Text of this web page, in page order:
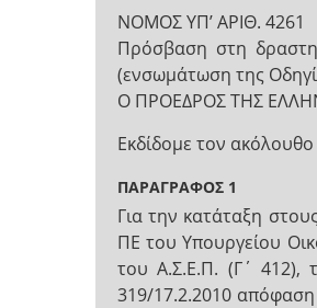
NOMOΣ ΥΠ’ ΑΡΙΘ. 4261
Πρόσβαση στη
(ενσωμάτωση της
Ο ΠΡΟΕΔΡΟΣ ΤΗΣ
Εκδίδομε τον
ΠΑΡΑΓΡΑΦΟΣ 1
Για την κατάταξη
ΠΕ του Υπουργείου
του Α.Σ.Ε.Π. (Γ΄ 412),
319/17.2.2010